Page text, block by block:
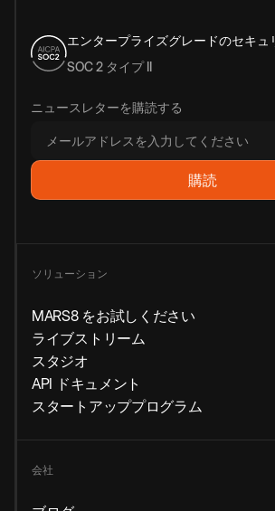
エンタープライズグレードのセキュ
SOC 2 タイプ II
ニュースレターを購読する
ソリューション
MARS8 をお試しください
ライブストリーム
スタジオ
API ドキュメント
スタートアッププログラム
会社